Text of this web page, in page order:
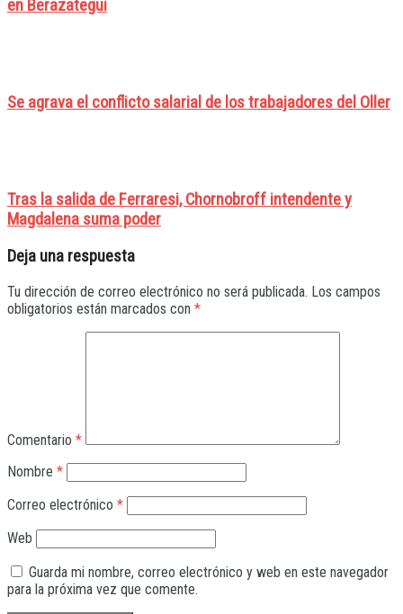
en Berazategui
Se agrava el conflicto salarial de los trabajadores del Oller
Tras la salida de Ferraresi, Chornobroff intendente y
Magdalena suma poder
Deja una respuesta
Tu dirección de correo electrónico no será publicada. Los campos
obligatorios están marcados con *
Comentario *
Nombre *
Correo electrónico *
Web
Guarda mi nombre, correo electrónico y web en este navegador
para la próxima vez que comente.